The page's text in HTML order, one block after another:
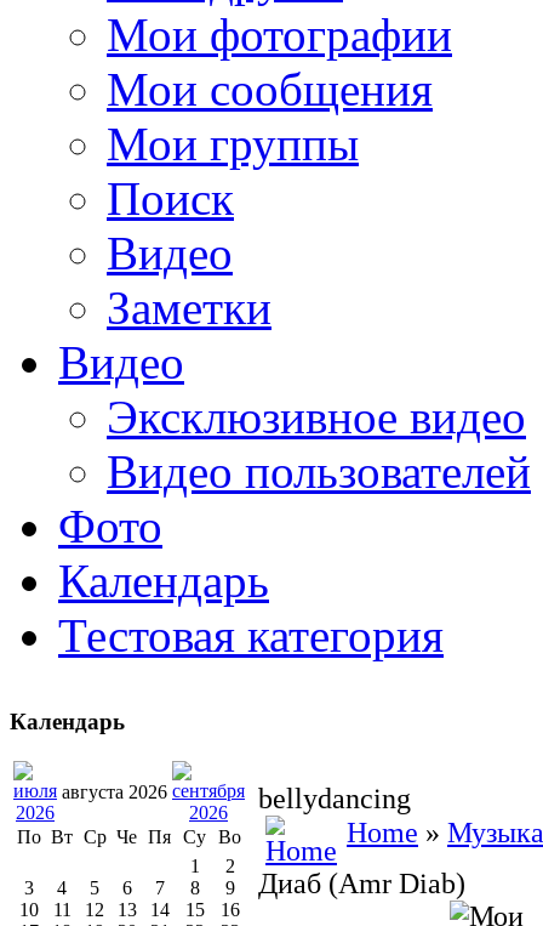
Мои фотографии
Мои сообщения
Мои группы
Поиск
Видео
Заметки
Видео
Эксклюзивное видео
Видео пользователей
Фото
Календарь
Тестовая категория
bellydancing
Home »
Диаб (Amr Diab)
Календарь
августа 2026
По Вт Ср Че Пя Су Во
1
2
3
4 5 6 7 8
9
10
11 12 13 14 15
16